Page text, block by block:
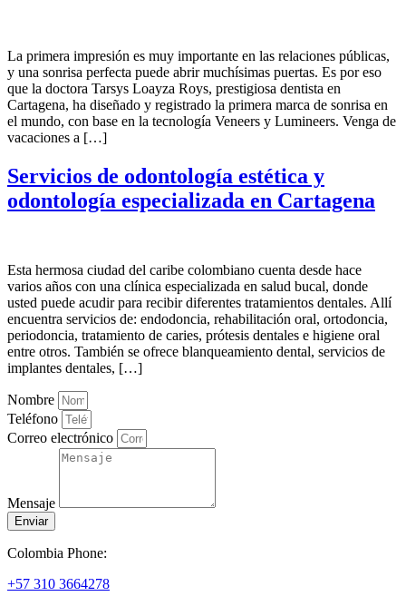
La primera impresión es muy importante en las relaciones públicas,
y una sonrisa perfecta puede abrir muchísimas puertas. Es por eso
que la doctora Tarsys Loayza Roys, prestigiosa dentista en
Cartagena, ha diseñado y registrado la primera marca de sonrisa en
el mundo, con base en la tecnología Veneers y Lumineers. Venga de
vacaciones a […]
Servicios de odontología estética y
odontología especializada en Cartagena
Esta hermosa ciudad del caribe colombiano cuenta desde hace
varios años con una clínica especializada en salud bucal, donde
usted puede acudir para recibir diferentes tratamientos dentales. Allí
encuentra servicios de: endodoncia, rehabilitación oral, ortodoncia,
periodoncia, tratamiento de caries, prótesis dentales e higiene oral
entre otros. También se ofrece blanqueamiento dental, servicios de
implantes dentales, […]
Nombre
Teléfono
Correo electrónico
Mensaje
Enviar
Colombia Phone:
+57 310 3664278